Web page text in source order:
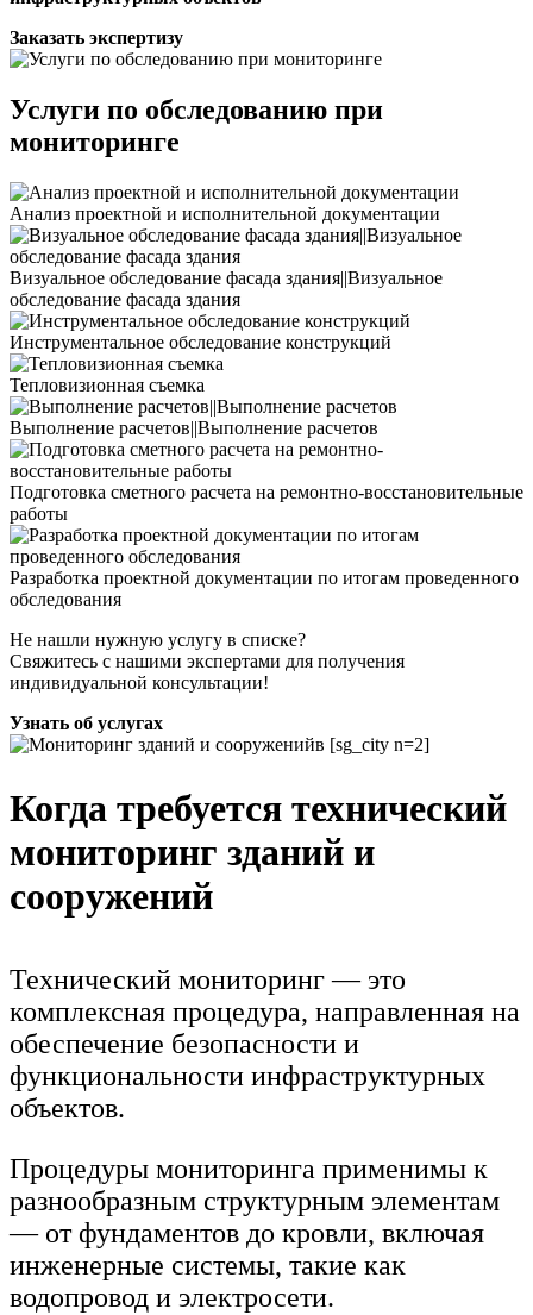
Заказать экспертизу
Услуги по обследованию при
мониторинге
Анализ проектной и исполнительной документации
Визуальное обследование фасада здания||Визуальное
обследование фасада здания
Инструментальное обследование конструкций
Тепловизионная съемка
Выполнение расчетов||Выполнение расчетов
Подготовка сметного расчета на ремонтно-восстановительные
работы
Разработка проектной документации по итогам проведенного
обследования
Не нашли нужную услугу в списке?
Свяжитесь с нашими экспертами для получения
индивидуальной консультации!
Узнать об услугах
Когда требуется технический
мониторинг зданий и
сооружений
Технический мониторинг — это
комплексная процедура, направленная на
обеспечение безопасности и
функциональности инфраструктурных
объектов.
Процедуры мониторинга применимы к
разнообразным структурным элементам
— от фундаментов до кровли, включая
инженерные системы, такие как
водопровод и электросети.